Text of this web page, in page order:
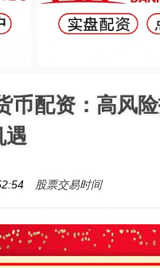
币配资：高风
遇
股票交易时间